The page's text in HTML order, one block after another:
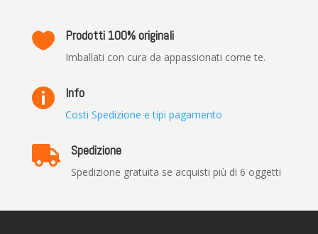
 Prodotti 100% originali
Imballati con cura da appassionati come te.
 Info
Costi Spedizione e tipi pagamento
 Spedizione
Spedizione gratuita se acquisti più di 6 oggetti